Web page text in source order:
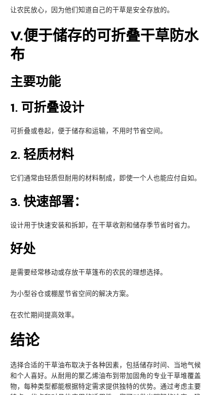
让农民放心，因为他们知道自己的干草是安全存放的。
V.便于储存的可折叠干草防水
布
主要功能
1. 可折叠设计
可折叠或卷起，便于储存和运输，不用时节省空间。
2. 轻质材料
它们通常由轻质但耐用的材料制成，即使一个人也能应付自如。
3.快速部署：
设计用于快速安装和拆卸，在干草收割和储存季节省时省力。
好处
是需要经常移动或存放干草篷布的农民的理想选择。
为小型谷仓或棚屋节省空间的解决方案。
在农忙期间提高效率。
结论
选择合适的干草油布取决于各种因素，包括储存时间、当地气候
和个人喜好。从耐用的聚乙烯油布到带加固角的专业干草堆覆盖
物，每种类型都能根据特定需求提供独特的优势。通过考虑主要